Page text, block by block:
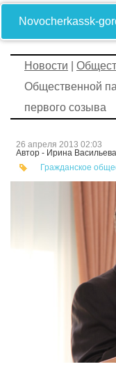
Novocherkassk-
Новости
Общественной
первого созыва
26 апреля 2013 02:03
Автор - Ирина Васильева
Гражданское